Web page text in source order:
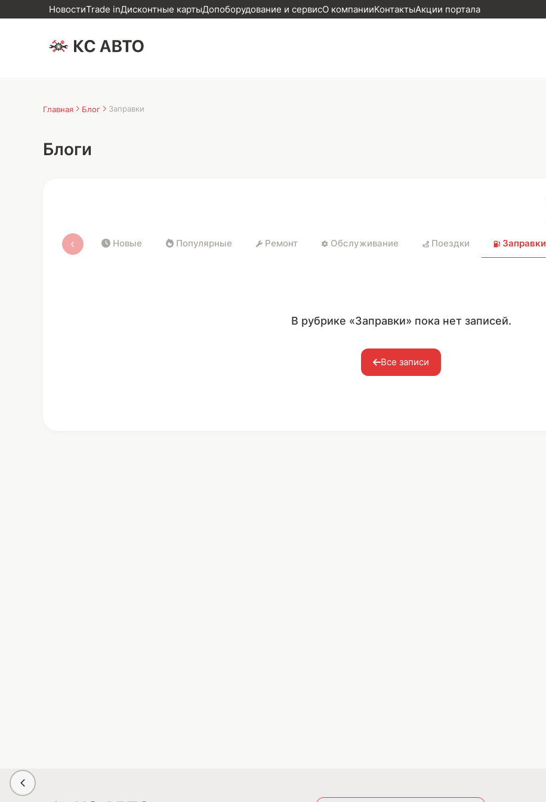
НовостиTrade inДисконтные картыДопоборудование и сервисО компанииКонтактыАкции портала
Главная Блог Заправки
Блоги
Новые Популярные Ремонт Обслуживание Поездки Заправки
В рубрике «Заправки» пока нет записей.
Все записи